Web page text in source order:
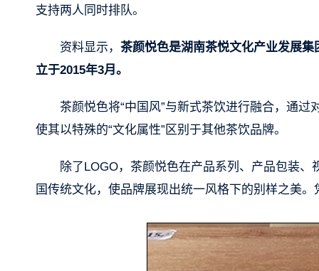
支持两人同时排队。
资料显示， 茶颜悦色是湖南茶悦文化产业发展
立于2015年3月。
茶颜悦色将“中国风”与新式茶饮进行融合，通
使其以特殊的“文化属性”区别于其他茶饮品牌。
除了LOGO，茶颜悦色在产品系列、产品包装
国传统文化，使品牌展现出统一风格下的别样之美